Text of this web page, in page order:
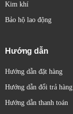
Kim khí
Bảo hộ lao động
Hướng dẫn
Hướng dẫn đặt hàng
Hướng dẫn đổi trả hàng
Hướng dẫn thanh toán